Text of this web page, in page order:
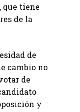
que tiene
de la
de
cambio no
de
y